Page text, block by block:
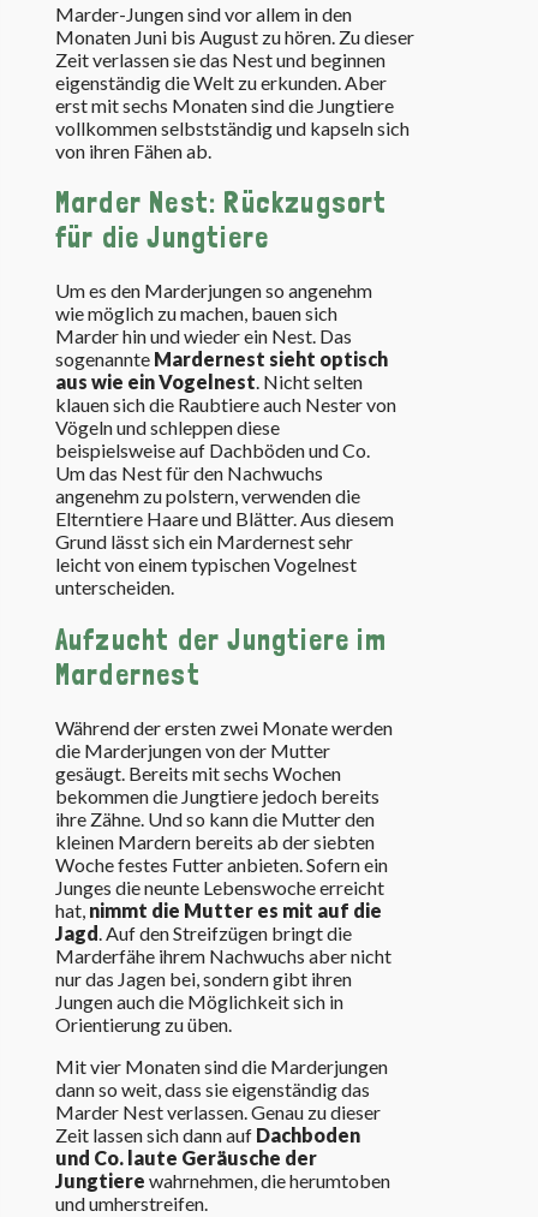
Marder-Jungen sind vor allem in den
Monaten Juni bis August zu hören. Zu dieser
Zeit verlassen sie das Nest und beginnen
eigenständig die Welt zu erkunden. Aber
erst mit sechs Monaten sind die Jungtiere
vollkommen selbstständig und kapseln sich
von ihren Fähen ab.
Marder Nest: Rückzugsort
für die Jungtiere
Um es den Marderjungen so angenehm
wie möglich zu machen, bauen sich
Marder hin und wieder ein Nest. Das
sogenannte Mardernest sieht optisch
aus wie ein Vogelnest. Nicht selten
klauen sich die Raubtiere auch Nester von
Vögeln und schleppen diese
beispielsweise auf Dachböden und Co.
Um das Nest für den Nachwuchs
angenehm zu polstern, verwenden die
Elterntiere Haare und Blätter. Aus diesem
Grund lässt sich ein Mardernest sehr
leicht von einem typischen Vogelnest
unterscheiden.
Aufzucht der Jungtiere im
Mardernest
Während der ersten zwei Monate werden
die Marderjungen von der Mutter
gesäugt. Bereits mit sechs Wochen
bekommen die Jungtiere jedoch bereits
ihre Zähne. Und so kann die Mutter den
kleinen Mardern bereits ab der siebten
Woche festes Futter anbieten. Sofern ein
Junges die neunte Lebenswoche erreicht
hat, nimmt die Mutter es mit auf die
Jagd. Auf den Streifzügen bringt die
Marderfähe ihrem Nachwuchs aber nicht
nur das Jagen bei, sondern gibt ihren
Jungen auch die Möglichkeit sich in
Orientierung zu üben.
Mit vier Monaten sind die Marderjungen
dann so weit, dass sie eigenständig das
Marder Nest verlassen. Genau zu dieser
Zeit lassen sich dann auf Dachboden
und Co. laute Geräusche der
Jungtiere wahrnehmen, die herumtoben
und umherstreifen.